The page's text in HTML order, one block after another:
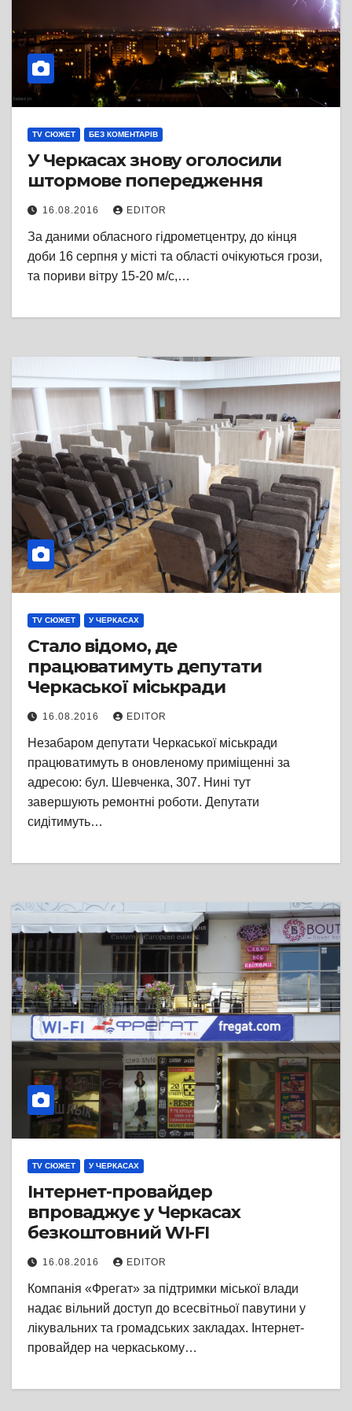
TV СЮЖЕТ БЕЗ КОМЕНТАРІВ
У Черкасах знову оголосили
штормове попередження
16.08.2016 EDITOR
За даними обласного гідрометцентру, до кінця
доби 16 серпня у місті та області очікуються грози,
та пориви вітру 15-20 м/с,…
TV СЮЖЕТ У ЧЕРКАСАХ
Стало відомо, де
працюватимуть депутати
Черкаської міськради
16.08.2016 EDITOR
Незабаром депутати Черкаської міськради
працюватимуть в оновленому приміщенні за
адресою: бул. Шевченка, 307. Нині тут
завершують ремонтні роботи. Депутати
сидітимуть…
TV СЮЖЕТ У ЧЕРКАСАХ
Інтернет-провайдер
впроваджує у Черкасах
безкоштовний WI-FI
16.08.2016 EDITOR
Компанія «Фрегат» за підтримки міської влади
надає вільний доступ до всесвітньої павутини у
лікувальних та громадських закладах. Інтернет-
провайдер на черкаському…